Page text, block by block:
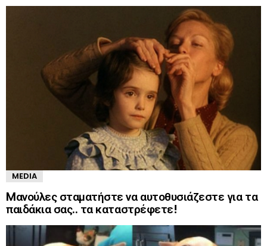
MEDIA
Mανούλες σταματήστε να αυτοθυσιάζεστε για τα
παιδάκια σας.. τα καταστρέφετε!